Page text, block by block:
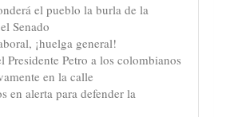
el pueblo la burla de la
Senado
¡huelga general!
Presidente Petro a los colombianos
en la calle
en alerta para defender la